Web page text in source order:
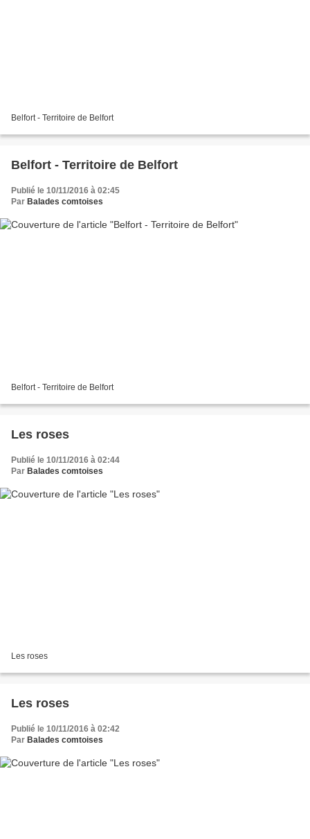
Belfort - Territoire de Belfort
Belfort - Territoire de Belfort
Publié le 10/11/2016 à 02:45
Par Balades comtoises
Belfort - Territoire de Belfort
Les roses
Publié le 10/11/2016 à 02:44
Par Balades comtoises
Les roses
Les roses
Publié le 10/11/2016 à 02:42
Par Balades comtoises